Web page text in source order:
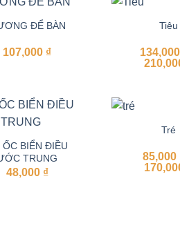
ĐỂ BÀN
107,000 ₫
Tiêu
134,000
ỐC BIỂN ĐIỀU
TRUNG
48,000 ₫
Tré
85,000